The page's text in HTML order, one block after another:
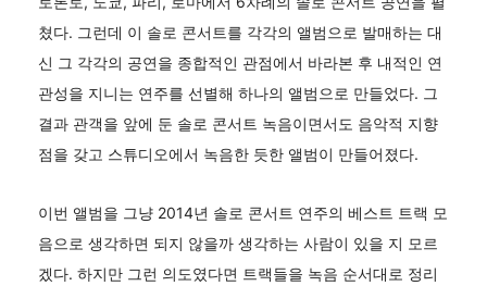
쳤다. 그런데 이 솔로 콘서트를 각각의 앨범으로 발매하는 대
신 그 각각의 공연을 종합적인 관점에서 바라본 후 내적인 연
관성을 지니는 연주를 선별해 하나의 앨범으로 만들었다. 그
결과 관객을 앞에 둔 솔로 콘서트 녹음이면서도 음악적 지향
점을 갖고 스튜디오에서 녹음한 듯한 앨범이 만들어졌다.
이번 앨범을 그냥 2014년 솔로 콘서트 연주의 베스트 트랙 모
음으로 생각하면 되지 않을까 생각하는 사람이 있을 지 모르
겠다. 하지만 그런 의도였다면 트랙들을 녹음 순서대로 정리